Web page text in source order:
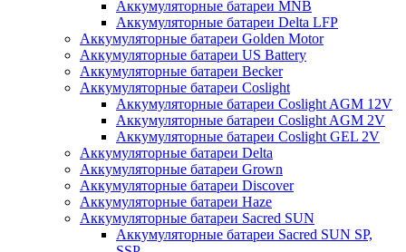
Аккумуляторные батареи MNB
Аккумуляторные батареи Delta LFP
Аккумуляторные батареи Golden Motor
Аккумуляторные батареи US Battery
Аккумуляторные батареи Becker
Аккумуляторные батареи Coslight
Аккумуляторные батареи Coslight AGM 12V
Аккумуляторные батареи Coslight AGM 2V
Аккумуляторные батареи Coslight GEL 2V
Аккумуляторные батареи Delta
Аккумуляторные батареи Grown
Аккумуляторные батареи Discover
Аккумуляторные батареи Haze
Аккумуляторные батареи Sacred SUN
Аккумуляторные батареи Sacred SUN SP,